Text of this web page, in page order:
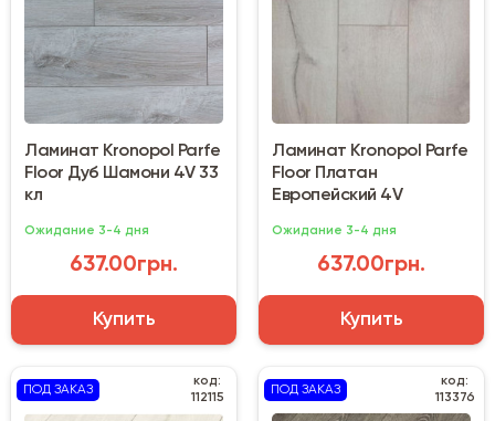
Ламинат Kronopol Parfe
Floor Дуб Шамони 4V 33
кл
Ожидание 3-4 дня
637.00грн.
Купить
Ламинат Kronopol Parfe
Floor Платан
Европейский 4V
Ожидание 3-4 дня
637.00грн.
Купить
ПОД ЗАКАЗ
код:
112115
ПОД ЗАКАЗ
код:
113376